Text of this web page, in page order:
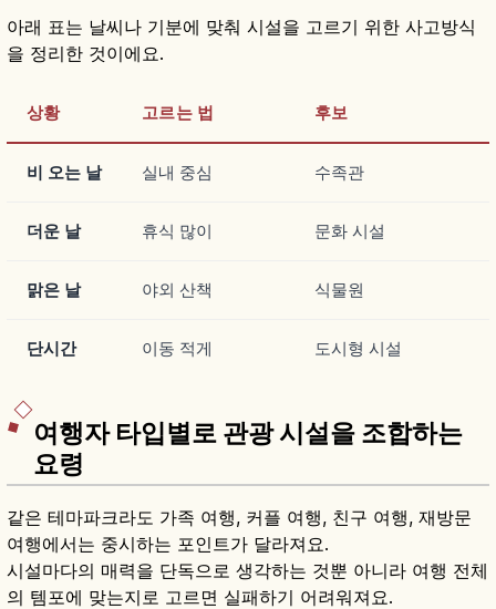
아래 표는 날씨나 기분에 맞춰 시설을 고르기 위한 사고방식
을 정리한 것이에요.
상황 고르는 법 후보
비 오는 날 실내 중심 수족관
더운 날 휴식 많이 문화 시설
맑은 날 야외 산책 식물원
단시간 이동 적게 도시형 시설
여행자 타입별로 관광 시설을 조합하는
요령
같은 테마파크라도 가족 여행, 커플 여행, 친구 여행, 재방문
여행에서는 중시하는 포인트가 달라져요.
시설마다의 매력을 단독으로 생각하는 것뿐 아니라 여행 전체
의 템포에 맞는지로 고르면 실패하기 어려워져요.